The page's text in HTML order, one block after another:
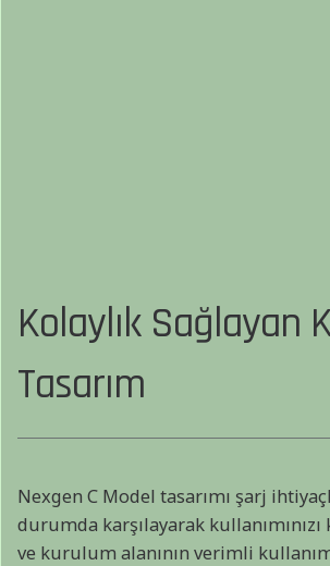
Kolaylık Sağlayan
Tasarım
Nexgen C Model tasarımı şarj
durumda karşılayarak
ve kurulum alanının verimli